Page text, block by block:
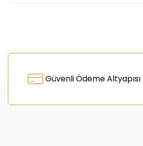
Ürün resmi kalitesiz, bozuk veya
Güvenli Ödeme Altyapısı